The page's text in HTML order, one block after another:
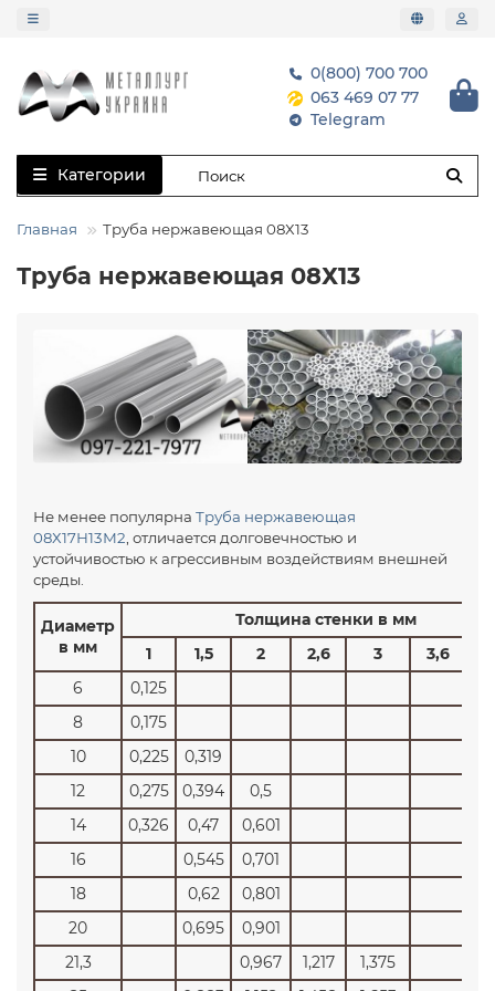
0(800) 700 700
063 469 07 77
Telegram
Категории
Главная Труба нержавеющая 08Х13
Труба нержавеющая 08Х13
Не менее популярна Труба нержавеющая
08Х17Н13М2, отличается долговечностью и
устойчивостью к агрессивным воздействиям внешней
среды.
Диаметр
в мм
Толщина стенки в мм
1
1,5 2 2,6 3 3,6
6
0,125
8
0,175
10
0,225
0,319
12
0,275 0,394
0,5
14
0,326 0,47
0,601
16
0,545
0,701
18
0,62
0,801
20
0,695
0,901
21,3
0,967 1,217
1,375